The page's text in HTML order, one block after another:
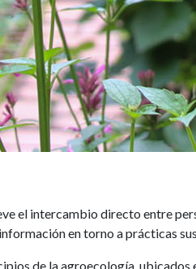
el intercambio directo entre
en torno a prácticas
de la agroecología, ubicados